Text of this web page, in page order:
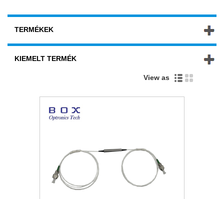
TERMÉKEK
KIEMELT TERMÉK
View as